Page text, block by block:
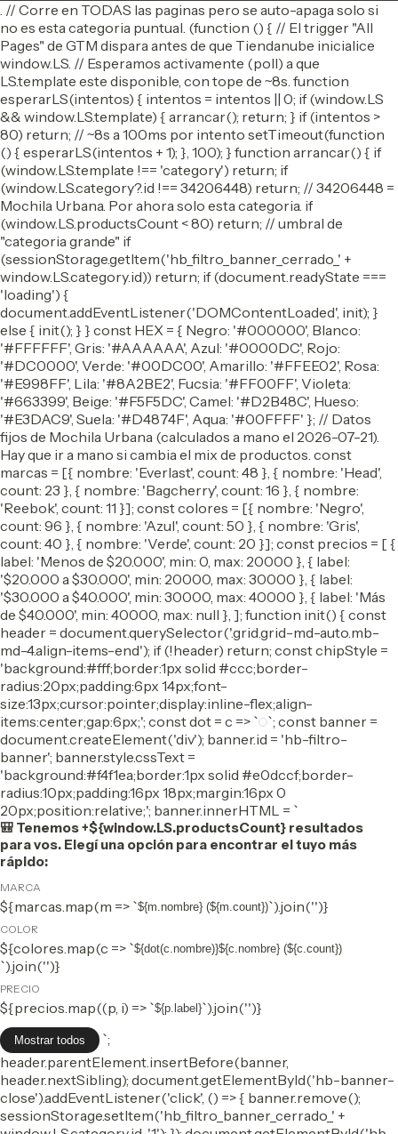
. // Corre en TODAS las paginas pero se auto-apaga solo si
no es esta categoria puntual. (function () { // El trigger "All
Pages" de GTM dispara antes de que Tiendanube inicialice
window.LS. // Esperamos activamente (poll) a que
LS.template este disponible, con tope de ~8s. function
esperarLS(intentos) { intentos = intentos || 0; if (window.LS
&& window.LS.template) { arrancar(); return; } if (intentos >
80) return; // ~8s a 100ms por intento setTimeout(function
() { esperarLS(intentos + 1); }, 100); } function arrancar() { if
(window.LS.template !== 'category') return; if
(window.LS.category?.id !== 34206448) return; // 34206448 =
Mochila Urbana. Por ahora solo esta categoria. if
(window.LS.productsCount < 80) return; // umbral de
"categoria grande" if
(sessionStorage.getItem('hb_filtro_banner_cerrado_' +
window.LS.category.id)) return; if (document.readyState ===
'loading') {
document.addEventListener('DOMContentLoaded', init); }
else { init(); } } const HEX = { Negro: '#000000', Blanco:
'#FFFFFF', Gris: '#AAAAAA', Azul: '#0000DC', Rojo:
'#DC0000', Verde: '#00DC00', Amarillo: '#FFEE02', Rosa:
'#E998FF', Lila: '#8A2BE2', Fucsia: '#FF00FF', Violeta:
'#663399', Beige: '#F5F5DC', Camel: '#D2B48C', Hueso:
'#E3DAC9', Suela: '#D4874F', Aqua: '#00FFFF' }; // Datos
fijos de Mochila Urbana (calculados a mano el 2026-07-21).
Hay que ir a mano si cambia el mix de productos. const
marcas = [{ nombre: 'Everlast', count: 48 }, { nombre: 'Head',
count: 23 }, { nombre: 'Bagcherry', count: 16 }, { nombre:
'Reebok', count: 11 }]; const colores = [{ nombre: 'Negro',
count: 96 }, { nombre: 'Azul', count: 50 }, { nombre: 'Gris',
count: 40 }, { nombre: 'Verde', count: 20 }]; const precios = [ {
label: 'Menos de $20.000', min: 0, max: 20000 }, { label:
'$20.000 a $30.000', min: 20000, max: 30000 }, { label:
'$30.000 a $40.000', min: 30000, max: 40000 }, { label: 'Más
de $40.000', min: 40000, max: null }, ]; function init() { const
header = document.querySelector('.grid.grid-md-auto.mb-
md-4.align-items-end'); if (!header) return; const chipStyle =
'background:#fff;border:1px solid #ccc;border-
radius:20px;padding:6px 14px;font-
size:13px;cursor:pointer;display:inline-flex;align-
items:center;gap:6px;'; const dot = c => ` `; const banner =
document.createElement('div'); banner.id = 'hb-filtro-
banner'; banner.style.cssText =
'background:#f4f1ea;border:1px solid #e0dccf;border-
radius:10px;padding:16px 18px;margin:16px 0
20px;position:relative;'; banner.innerHTML = `
🎒 Tenemos +${window.LS.productsCount} resultados
para vos. Elegí una opción para encontrar el tuyo más
rápido:
MARCA
${marcas.map(m => `${m.nombre} (${m.count})`).join('')}
COLOR
${colores.map(c => `${dot(c.nombre)}${c.nombre} (${c.count})
`).join('')}
PRECIO
${precios.map((p, i) => `${p.label}`).join('')}
Mostrar todos
`;
header.parentElement.insertBefore(banner,
header.nextSibling); document.getElementById('hb-banner-
close').addEventListener('click', () => { banner.remove();
sessionStorage.setItem('hb_filtro_banner_cerrado_' +